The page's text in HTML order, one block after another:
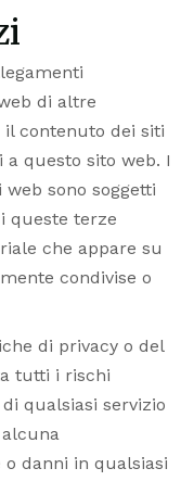
di altre
contenuto dei siti
questo sito web. I
sono soggetti
queste terze
che appare su
condivise o
di privacy o del
tutti i rischi
qualsiasi servizio
danni in qualsiasi